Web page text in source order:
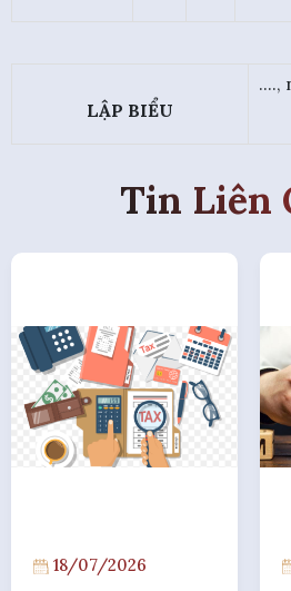
LẬP BIỂU
....,
Tin Liên
18/07/2026